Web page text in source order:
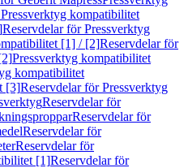
kompatibilitet
Reservdelar för Pressverktyg
[1] / [2]Reservdelar för
Pressverktyg kompatibilitet
kompatibilitet
[3]Reservdelar för Pressverktyg
Reservdelar för
Reservdelar för
Reservdelar för
Reservdelar för
[1]Reservdelar för